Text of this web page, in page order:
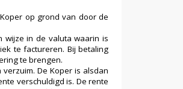
op grond van door de
wijze in de valuta waarin is
te factureren. Bij betaling
te brengen.
De Koper is alsdan
verschuldigd is. De rente